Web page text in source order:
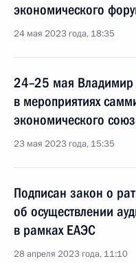
экономического
24 мая 2023 года, 18:35
24–25 мая Владимир
в мероприятиях
экономического
23 мая 2023 года, 15:35
Подписан закон о
об осуществлении
в рамках ЕАЭС
28 апреля 2023 года, 11:10